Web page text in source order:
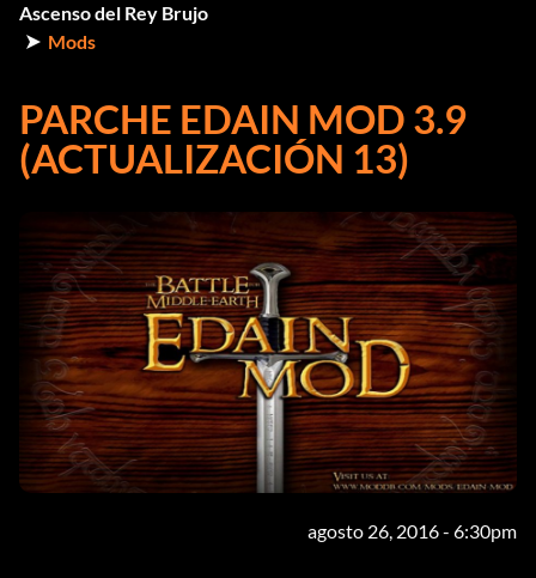
Ascenso del Rey Brujo
Mods
PARCHE EDAIN MOD 3.9
(ACTUALIZACIÓN 13)
agosto 26, 2016 - 6:30pm